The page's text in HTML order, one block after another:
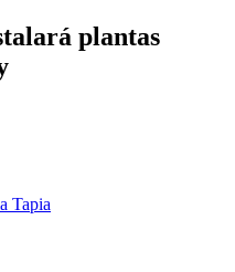
plantas
Tapia